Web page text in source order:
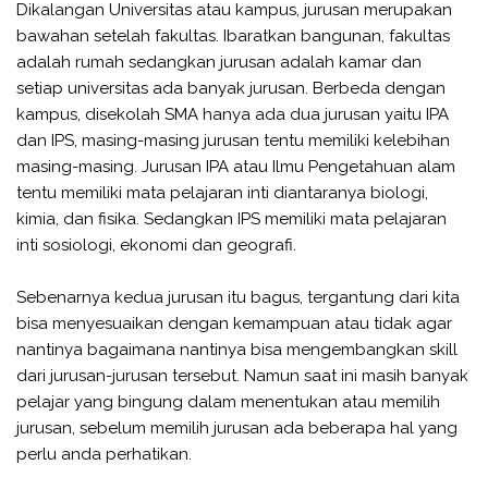
Dikalangan Universitas atau kampus, jurusan merupakan
bawahan setelah fakultas. Ibaratkan bangunan, fakultas
adalah rumah sedangkan jurusan adalah kamar dan
setiap universitas ada banyak jurusan. Berbeda dengan
kampus, disekolah SMA hanya ada dua jurusan yaitu IPA
dan IPS, masing-masing jurusan tentu memiliki kelebihan
masing-masing. Jurusan IPA atau Ilmu Pengetahuan alam
tentu memiliki mata pelajaran inti diantaranya biologi,
kimia, dan fisika. Sedangkan IPS memiliki mata pelajaran
inti sosiologi, ekonomi dan geografi.
Sebenarnya kedua jurusan itu bagus, tergantung dari kita
bisa menyesuaikan dengan kemampuan atau tidak agar
nantinya bagaimana nantinya bisa mengembangkan skill
dari jurusan-jurusan tersebut. Namun saat ini masih banyak
pelajar yang bingung dalam menentukan atau memilih
jurusan, sebelum memilih jurusan ada beberapa hal yang
perlu anda perhatikan.